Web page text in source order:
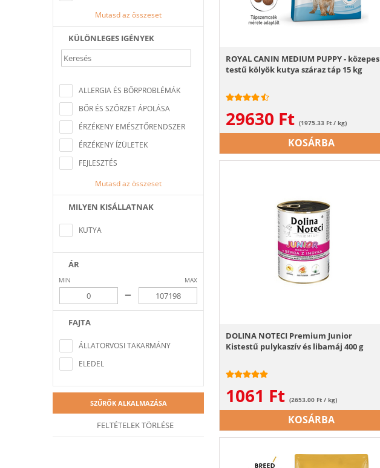
Mutasd az összeset
KÜLÖNLEGES IGÉNYEK
megfelelő elem
ALLERGIA ÉS BŐRPROBLÉMÁK
BŐR ÉS SZŐRZET ÁPOLÁSA
ÉRZÉKENY EMÉSZTŐRENDSZER
ÉRZÉKENY ÍZÜLETEK
FEJLESZTÉS
Mutasd az összeset
MILYEN KISÁLLATNAK
KUTYA
ÁR
MIN MAX
–
FAJTA
megfelelő elem
ÁLLATORVOSI TAKARMÁNY
ELEDEL
SZŰRŐK ALKALMAZÁSA
FELTÉTELEK TÖRLÉSE
ROYAL CANIN MEDIUM PUPPY - közepes
testű kölyök kutya száraz táp 15 kg
29630 Ft (1975.33 Ft / kg)
KOSÁRBA
DOLINA NOTECI Premium Junior
Kistestű pulykaszív és libamáj 400 g
1061 Ft (2653.00 Ft / kg)
KOSÁRBA